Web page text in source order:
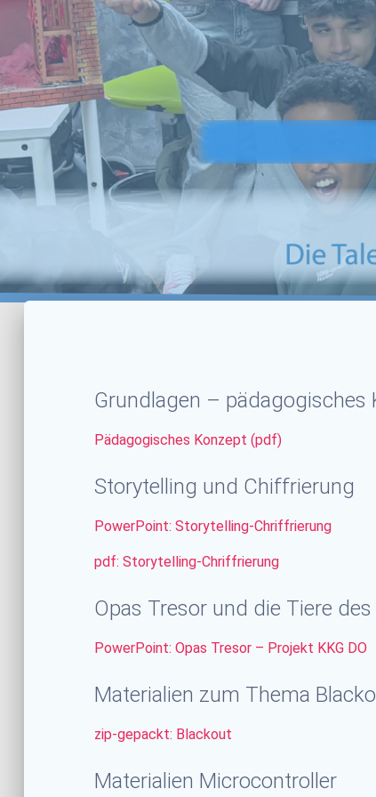
Grundlagen – pädagogisches
Pädagogisches Konzept (pdf)
Storytelling und Chiffrierung
PowerPoint: Storytelling-Chriffrierung
pdf: Storytelling-Chriffrierung
Opas Tresor und die Tiere
PowerPoint: Opas Tresor – Projekt KKG DO
Materialien zum Thema
zip-gepackt: Blackout
Materialien Microcontroller